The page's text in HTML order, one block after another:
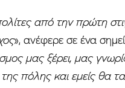
από την πρώτη
», ανέφερε σε ένα
μας ξέρει, μας
πόλης και εμείς θα